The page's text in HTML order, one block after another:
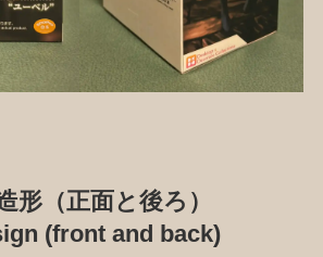
形（正面と後ろ）
(front and back)